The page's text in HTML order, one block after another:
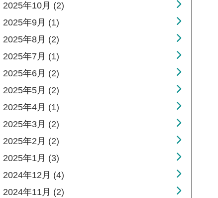
2025年10月 (2)
2025年9月 (1)
2025年8月 (2)
2025年7月 (1)
2025年6月 (2)
2025年5月 (2)
2025年4月 (1)
2025年3月 (2)
2025年2月 (2)
2025年1月 (3)
2024年12月 (4)
2024年11月 (2)